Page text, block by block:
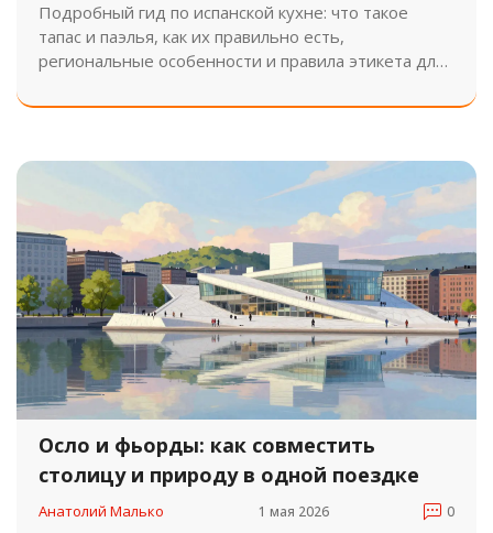
Подробный гид по испанской кухне: что такое
тапас и паэлья, как их правильно есть,
региональные особенности и правила этикета для
Осло и фьорды: как совместить
столицу и природу в одной поездке
Анатолий Малько 1 мая 2026 0